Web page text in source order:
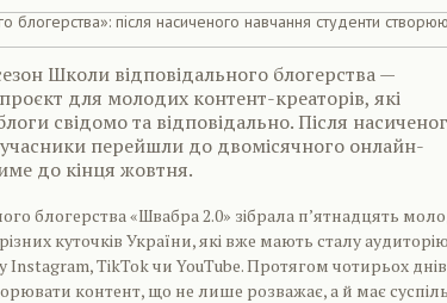
Школи відповідального блогерства —
для молодих контент-креаторів, які
свідомо та відповідально. Після
перейшли до двомісячного онлайн-
до кінця жовтня.
блогерства «Швабра 2.0» зібрала п’ятнадцять
куточків України, які вже мають сталу
Instagram, TikTok чи YouTube. Протягом чотирьох
контент, що не лише розважає, а й має